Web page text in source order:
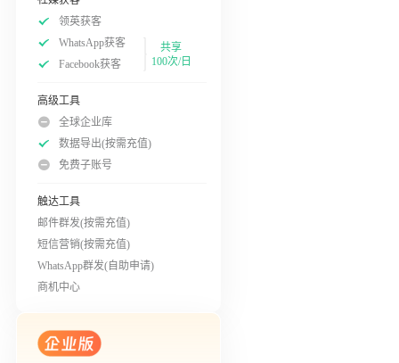
领英获客
WhatsApp获客
Facebook获客
共享
100次/日
高级工具
全球企业库
数据导出(按需充值)
免费子账号
触达工具
邮件群发(按需充值)
短信营销(按需充值)
WhatsApp群发(自助申请)
商机中心